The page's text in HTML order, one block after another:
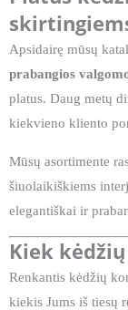
Apsidairę mūsų
prabangios
platus. Daug metų
kiekvieno kliento
Mūsų asortimente
šiuolaikiškiems
elegantiškai ir
Kiek
Renkantis kėdžių
kiekis Jums iš tiesų